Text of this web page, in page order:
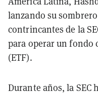
lanzando su
contrincantes de la
para operar un fondo
(ETF).
Durante años, la SEC